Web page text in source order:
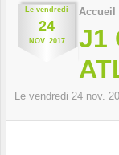
Le vendredi
24
NOV. 2017
Accueil
J1
Le vendredi 24 nov.